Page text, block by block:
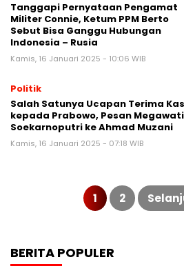
Tanggapi Pernyataan Pengamat
Militer Connie, Ketum PPM Berto
Sebut Bisa Ganggu Hubungan
Indonesia – Rusia
Kamis, 16 Januari 2025 - 10:06 WIB
Politik
Salah Satunya Ucapan Terima
kepada Prabowo, Pesan Megawati
Soekarnoputri ke Ahmad Muzani
Kamis, 16 Januari 2025 - 07:18 WIB
Paginasi
1 2
BERITA POPULER